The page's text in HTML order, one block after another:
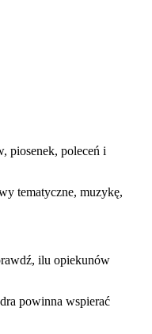
piosenek, poleceń i
tematyczne, muzykę,
ilu opiekunów
powinna wspierać